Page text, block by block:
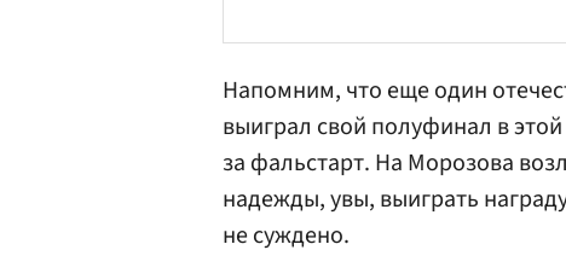
Напомним, что еще один
выиграл свой полуфинал в
за фальстарт. На Морозова
надежды, увы, выиграть
не суждено.